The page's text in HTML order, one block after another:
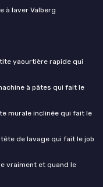
à laver Valberg
yaourtière rapide qui
à pâtes qui fait le
murale inclinée qui fait le
tête de lavage qui fait le job
vraiment et quand le